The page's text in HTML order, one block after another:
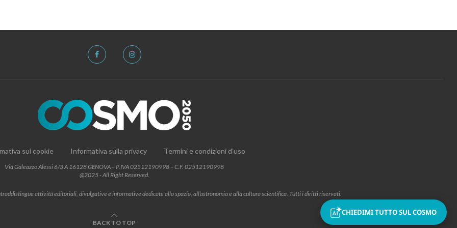
sui cookie Informativa sulla privacy Termini e condizioni d’uso
Via Galeazzo Alessi 6/3 A 16128 GENOVA – P.IVA 02512190998 – C.F. 02512190998
@2025 - All Right Reserved.
attività editoriali, divulgative e informative dedicate allo spazio, all’astronomia e alla cultura scientifica. Tutti i diritti riservati.
BACK TO TOP
CHIEDIMI TUTTO SUL COSMO